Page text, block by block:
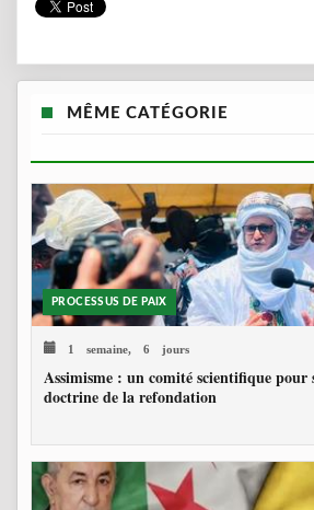
MÊME CATÉGORIE
PROCESSUS DE PAIX
1 semaine, 6 jours
Assimisme : un comité scientifique
doctrine de la refondation